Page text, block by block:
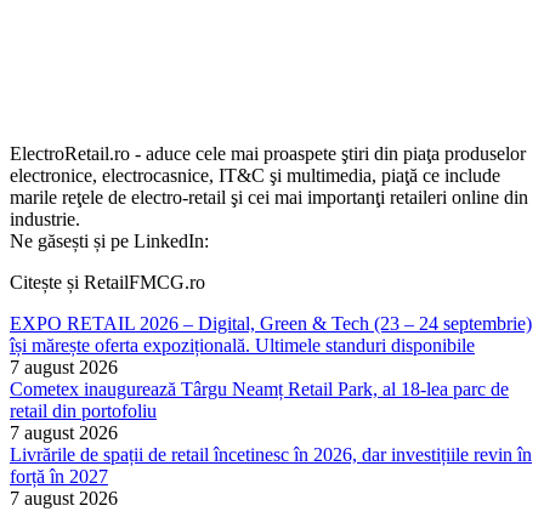
ElectroRetail.ro - aduce cele mai proaspete ştiri din piaţa produselor
electronice, electrocasnice, IT&C şi multimedia, piaţă ce include
marile reţele de electro-retail şi cei mai importanţi retaileri online din
industrie.
Ne găsești și pe LinkedIn:
Citește și RetailFMCG.ro
EXPO RETAIL 2026 – Digital, Green & Tech (23 – 24 septembrie)
își mărește oferta expozițională. Ultimele standuri disponibile
7 august 2026
Cometex inaugurează Târgu Neamț Retail Park, al 18-lea parc de
retail din portofoliu
7 august 2026
Livrările de spații de retail încetinesc în 2026, dar investițiile revin în
forță în 2027
7 august 2026